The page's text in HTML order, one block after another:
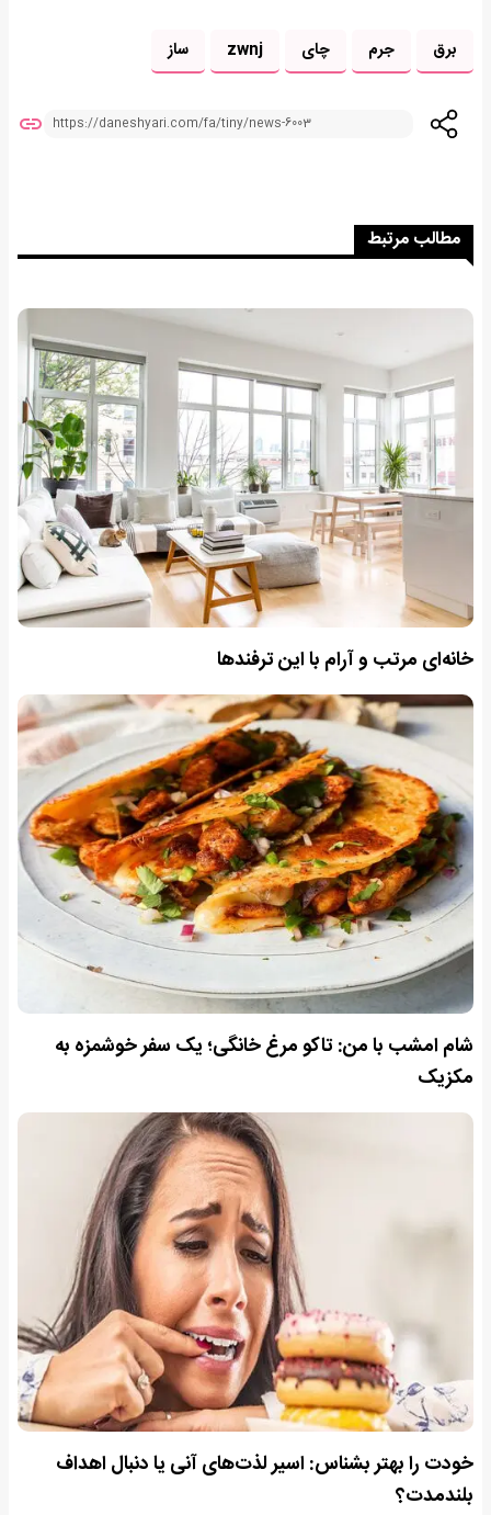
برق جرم چای zwnj ساز
مطالب مرتبط
خانه‌ای مرتب و آرام با این ترفندها
شام امشب با من: تاکو مرغ خانگی؛ یک سفر خوشمزه به
مکزیک
خودت را بهتر بشناس: اسیر لذت‌های آنی یا دنبال اهداف
بلندمدت؟